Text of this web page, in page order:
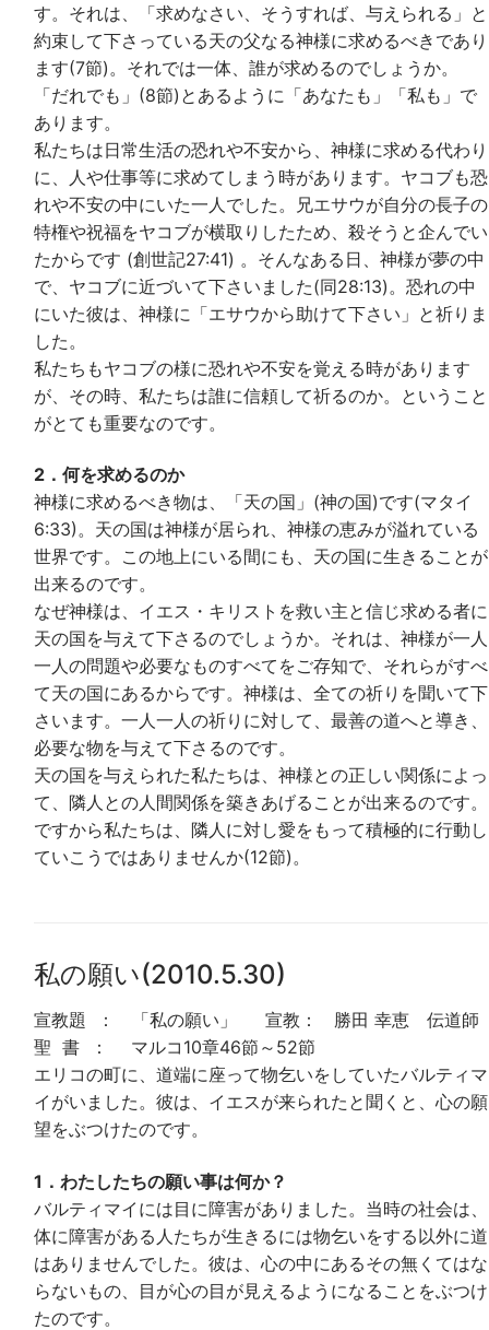
す。それは、「求めなさい、そうすれば、与えられる」と
約束して下さっている天の父なる神様に求めるべきであり
ます(7節)。それでは一体、誰が求めるのでしょうか。
「だれでも」(8節)とあるように「あなたも」「私も」で
あります。
私たちは日常生活の恐れや不安から、神様に求める代わり
に、人や仕事等に求めてしまう時があります。ヤコブも恐
れや不安の中にいた一人でした。兄エサウが自分の長子の
特権や祝福をヤコブが横取りしたため、殺そうと企んでい
たからです (創世記27:41) 。そんなある日、神様が夢の中
で、ヤコブに近づいて下さいました(同28:13)。恐れの中
にいた彼は、神様に「エサウから助けて下さい」と祈りま
した。
私たちもヤコブの様に恐れや不安を覚える時があります
が、その時、私たちは誰に信頼して祈るのか。ということ
がとても重要なのです。
2．何を求めるのか
神様に求めるべき物は、「天の国」(神の国)です(マタイ
6:33)。天の国は神様が居られ、神様の恵みが溢れている
世界です。この地上にいる間にも、天の国に生きることが
出来るのです。
なぜ神様は、イエス・キリストを救い主と信じ求める者に
天の国を与えて下さるのでしょうか。それは、神様が一人
一人の問題や必要なものすべてをご存知で、それらがすべ
て天の国にあるからです。神様は、全ての祈りを聞いて下
さいます。一人一人の祈りに対して、最善の道へと導き、
必要な物を与えて下さるのです。
天の国を与えられた私たちは、神様との正しい関係によっ
て、隣人との人間関係を築きあげることが出来るのです。
ですから私たちは、隣人に対し愛をもって積極的に行動し
ていこうではありませんか(12節)。
私の願い(2010.5.30)
宣教題 ： 「私の願い」 宣教： 勝田 幸恵 伝道師
聖 書 ： マルコ10章46節～52節
エリコの町に、道端に座って物乞いをしていたバルティマ
イがいました。彼は、イエスが来られたと聞くと、心の願
望をぶつけたのです。
1．わたしたちの願い事は何か？
バルティマイには目に障害がありました。当時の社会は、
体に障害がある人たちが生きるには物乞いをする以外に道
はありませんでした。彼は、心の中にあるその無くてはな
らないもの、目が心の目が見えるようになることをぶつけ
たのです。